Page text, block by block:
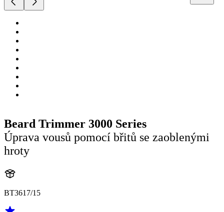
Beard Trimmer 3000 Series
Úprava vousů pomocí břitů se zaoblenými
hroty
BT3617/15